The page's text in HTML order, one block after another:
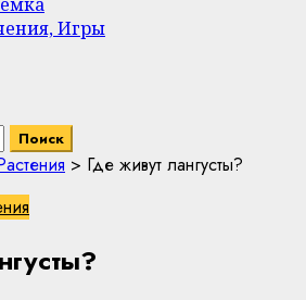
Игры
> Где живут лангусты?